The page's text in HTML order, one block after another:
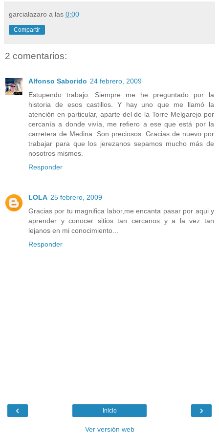
garcialazaro a las 0:00
Compartir
2 comentarios:
Alfonso Saborido 24 febrero, 2009
Estupendo trabajo. Siempre me he preguntado por la
historia de esos castillos. Y hay uno que me llamó la
atención en particular, aparte del de la Torre Melgarejo por
cercanía a donde vivía, me refiero a ese que está por la
carretera de Medina. Son preciosos. Gracias de nuevo por
trabajar para que los jerezanos sepamos mucho más de
nosotros mismos.
Responder
LOLA 25 febrero, 2009
Gracias por tu magnifica labor,me encanta pasar por aqui y
aprender y conocer sitios tan cercanos y a la vez tan
lejanos en mi conocimiento...
Responder
‹ ›
Inicio
Ver versión web